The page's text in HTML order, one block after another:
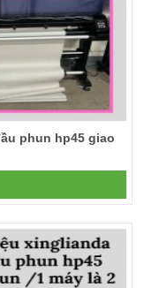
phun hp45 giao